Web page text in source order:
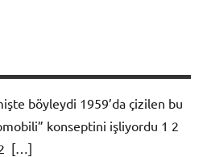
böyleydi 1959’da çizilen bu
konseptini işliyordu 1 2
[…]